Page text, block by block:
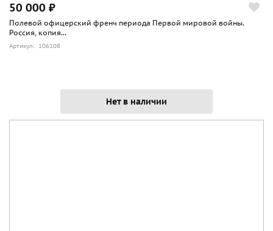
50 000 ₽
Полевой офицерский френч периода Первой мировой войны.
Россия, копия...
Артикул: 106108
Нет в наличии